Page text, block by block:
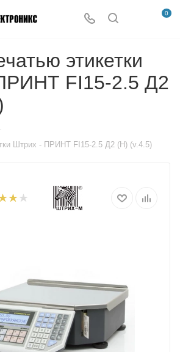
0
этикетки
FI15-2.5 Д2
Штрих - ПРИНТ FI15-2.5 Д2 (H) (v.4.5)